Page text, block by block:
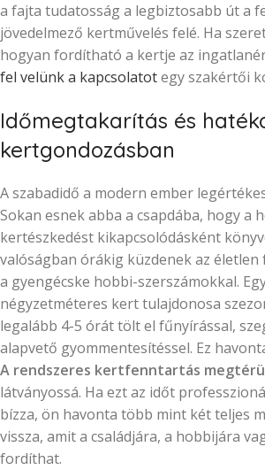
a fajta tudatosság a legbiztosabb út a
jövedelmező kertművelés felé. Ha
hogyan fordítható a kertje az
fel velünk a kapcsolatotegy szakértői
Időmegtakarítás és
kertgondozásban
A szabadidő a modern ember
Sokan esnek abba a csapdába, hogy a
kertészkedést kikapcsolódásként
valóságban órákig küzdenek az
a gyengécske hobbi-szerszámokkal.
négyzetméteres kert tulajdonosa
legalább 4-5 órát tölt el fűnyírással,
alapvető gyommentesítéssel. Ez
A rendszeres kertfenntartás
látványossá. Ha ezt az időt
bízza, ön havonta több mint két teljes
vissza, amit a családjára, a hobbijára
fordíthat.